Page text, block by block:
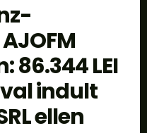
86.344 LEI
indult
ellen